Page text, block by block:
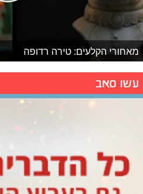
מאחורי הקלעים: טירה רדופה
עשו סאב